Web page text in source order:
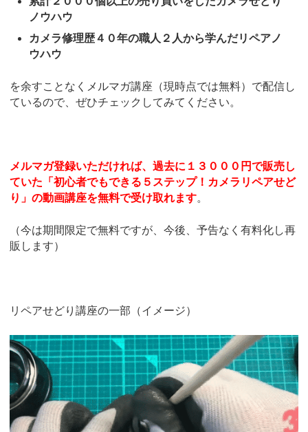
ノウハウ
カメラ修理歴４０年の職人２人から学んだリペアノ
ウハウ
を余すことなくメルマガ講座（現時点では無料）で配信し
ているので、ぜひチェックしてみてください。
メルマガ登録いただければ、過去に１３０００円で販売し
ていた「初心者でもできる５ステップ！カメラリペアせど
り」の動画講座を無料で受け取れます。
（今は期間限定で無料ですが、今後、予告なく有料化し再
販します）
リペアせどり講座の一部（イメージ）